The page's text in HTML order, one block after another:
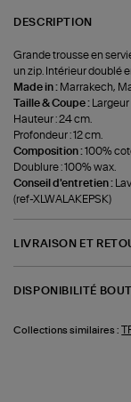
DESCRIPTION
Grande trousse en
un zip. Intérieur doublé
Made in : Marrakech,
Taille & Coupe :
Hauteur : 24 cm.
Profondeur : 12 cm.
Composition :100%
Doublure : 100% wax.
Conseil d'entretien :
(ref-XLWALAKEPSK)
LIVRAISON ET
DISPONIBILITÉ
Collections similaires :